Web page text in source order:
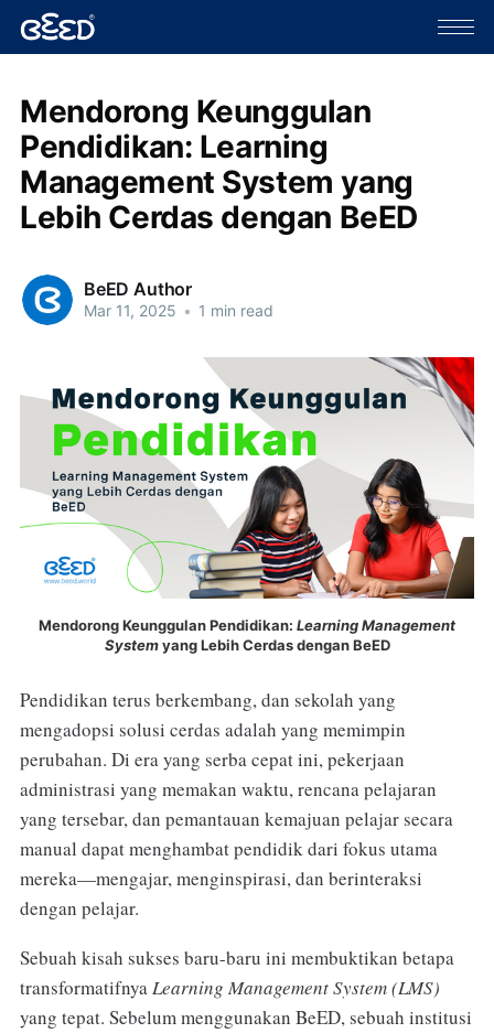
Mendorong Keunggulan
Pendidikan: Learning
Management System yang
Lebih Cerdas dengan BeED
BeED Author
Mar 11, 2025 • 1 min read
Mendorong Keunggulan Pendidikan: Learning Management
Systemyang Lebih Cerdas dengan BeED
Pendidikan terus berkembang, dan sekolah yang
mengadopsi solusi cerdas adalah yang memimpin
perubahan. Di era yang serba cepat ini, pekerjaan
administrasi yang memakan waktu, rencana pelajaran
yang tersebar, dan pemantauan kemajuan pelajar secara
manual dapat menghambat pendidik dari fokus utama
mereka—mengajar, menginspirasi, dan berinteraksi
dengan pelajar.
Sebuah kisah sukses baru-baru ini membuktikan betapa
transformatifnyaLearning Management System (LMS)
yang tepat. Sebelum menggunakan BeED, sebuah institusi